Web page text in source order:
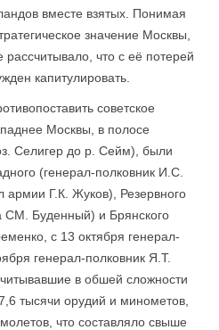
вместе взятых. Понимая
значение Москвы,
рассчитывало, что с её потерей
капитулировать.
советское
Москвы, в полосе
Селигер до р. Сейм), были
(генерал-полковник И.С.
армии Г.К. Жуков), Резервного
Буденный) и Брянского
с 13 октября генерал-
генерал-полковник Я.Т.
в обшей сложности
тысячи орудий и минометов,
что составляло свыше